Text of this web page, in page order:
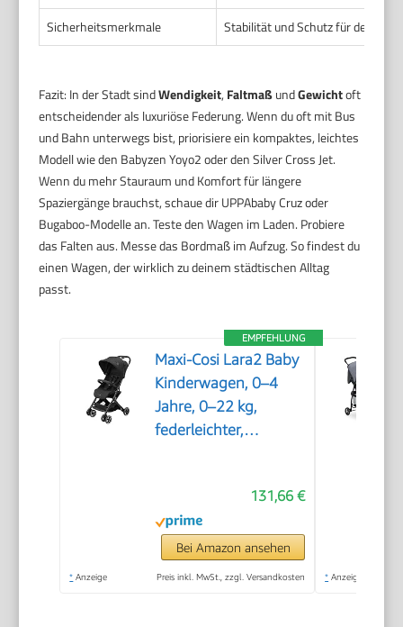
Sicherheitsmerkmale
Stabilität und Schutz für dein
Fazit: In der Stadt sindWendigkeit, FaltmaßundGewichtoft
entscheidender als luxuriöse Federung. Wenn du oft mit Bus
und Bahn unterwegs bist, priorisiere ein kompaktes, leichtes
Modell wie den Babyzen Yoyo2 oder den Silver Cross Jet.
Wenn du mehr Stauraum und Komfort für längere
Spaziergänge brauchst, schaue dir UPPAbaby Cruz oder
Bugaboo-Modelle an. Teste den Wagen im Laden. Probiere
das Falten aus. Messe das Bordmaß im Aufzug. So findest du
einen Wagen, der wirklich zu deinem städtischen Alltag
passt.
EMPFEHLUNG
Maxi-Cosi Lara2 Baby
Kinderwagen, 0–4
Jahre, 0–22 kg,
federleichter,
flache Liegeposition,
klein
zusammenklappbar,
Schultergurt, Essential
131,66 €
Bei Amazon ansehen
* Anzeige Preis inkl. MwSt., zzgl. Versandkosten * Anzeige